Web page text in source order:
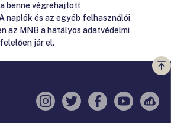
benne végrehajtott
naplók és az egyéb felhasználói
az MNB a hatályos adatvédelmi
jár el.
a
Instagram
TwitterFacebook
YouTube